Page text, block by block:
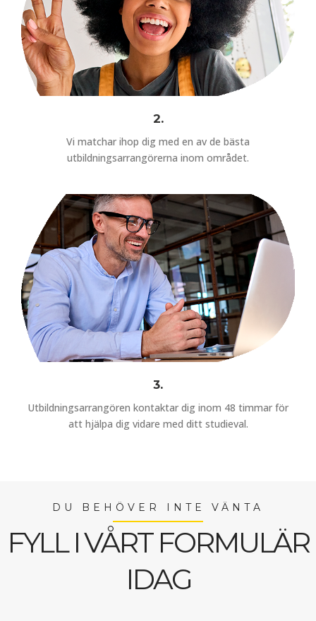
2.
Vi matchar ihop dig med en av de bästa
utbildningsarrangörerna inom området.
3.
Utbildningsarrangören kontaktar dig inom 48 timmar för
att hjälpa dig vidare med ditt studieval.
DU BEHÖVER INTE VÄNTA
FYLL I VÅRT FORMULÄR
IDAG